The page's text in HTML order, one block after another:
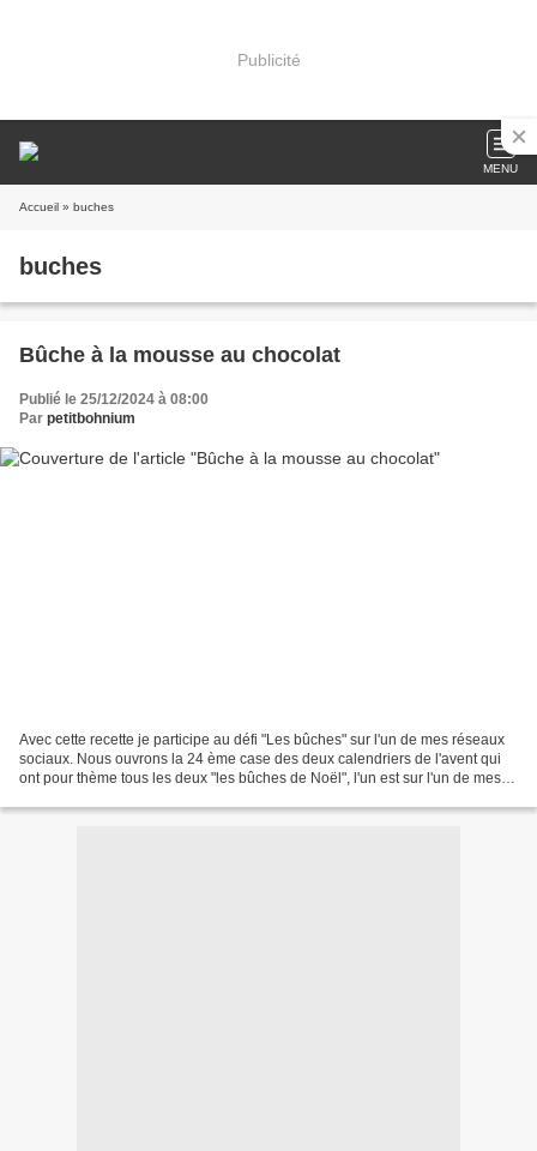
Publicité
MENU
Accueil » buches
buches
Bûche à la mousse au chocolat
Publié le 25/12/2024 à 08:00
Par petitbohnium
Avec cette recette je participe au défi "Les bûches" sur l'un de mes réseaux
sociaux. Nous ouvrons la 24 ème case des deux calendriers de l'avent qui
ont pour thème tous les deux "les bûches de Noël", l'un est sur l'un de mes